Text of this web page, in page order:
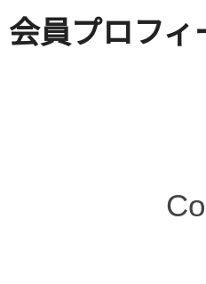
会員プロフィ